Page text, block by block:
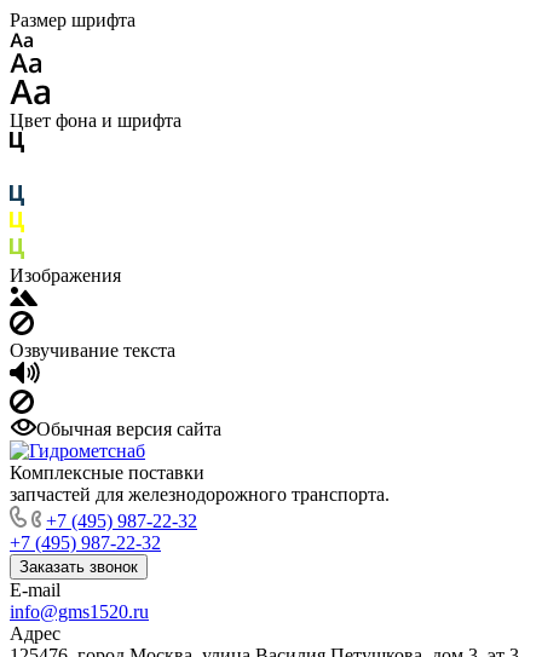
Размер шрифта
Цвет фона и шрифта
Изображения
Озвучивание текста
Обычная версия сайта
Комплексные поставки
запчастей для железнодорожного транспорта.
+7 (495) 987-22-32
+7 (495) 987-22-32
Заказать звонок
E-mail
info@gms1520.ru
Адрес